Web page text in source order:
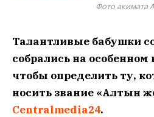
Фото акимата
Талантливые бабушки
собрались на особенном
чтобы определить ту,
носить звание «Алтын
Centralmedia24.